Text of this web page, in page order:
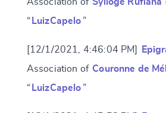
Association of Sylloge Rufiana
“ LuizCapelo ”
[12/1/2021, 4:46:04 PM]
Association of Couronne de
“ LuizCapelo ”